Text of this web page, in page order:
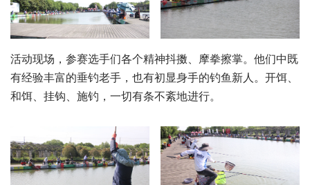
活动现场，参赛选手们各个精神抖擞、摩拳擦掌。他们中既
有经验丰富的垂钓老手，也有初显身手的钓鱼新人。开饵、
和饵、挂钩、施钓，一切有条不紊地进行。